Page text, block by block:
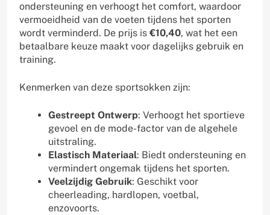
ondersteuning en verhoogt het comfort, waardoor
vermoeidheid van de voeten tijdens het sporten
wordt verminderd. De prijs is €10,40, wat het een
betaalbare keuze maakt voor dagelijks gebruik en
training.
Kenmerken van deze sportsokken zijn:
Gestreept Ontwerp: Verhoogt het sportieve
gevoel en de mode-factor van de algehele
uitstraling.
Elastisch Materiaal: Biedt ondersteuning en
vermindert ongemak tijdens het sporten.
Veelzijdig Gebruik: Geschikt voor
cheerleading, hardlopen, voetbal,
enzovoorts.